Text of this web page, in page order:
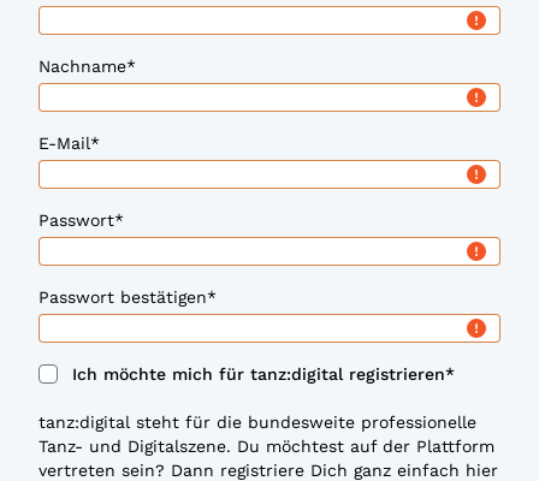
Nachname*
E-Mail*
Passwort*
Passwort bestätigen*
Ich möchte mich für tanz:digital registrieren*
tanz:digital steht für die bundesweite professionelle
Tanz- und Digitalszene. Du möchtest auf der Plattform
vertreten sein? Dann registriere Dich ganz einfach hier